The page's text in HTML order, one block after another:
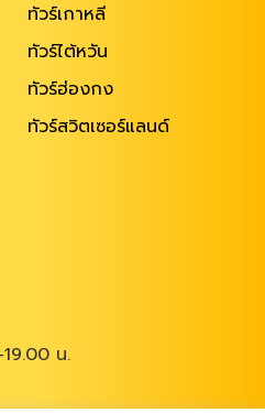
ทัวร์เกาหลี
ทัวร์ไต้หวัน
ทัวร์ฮ่องกง
ทัวร์สวิตเซอร์แลนด์
น.